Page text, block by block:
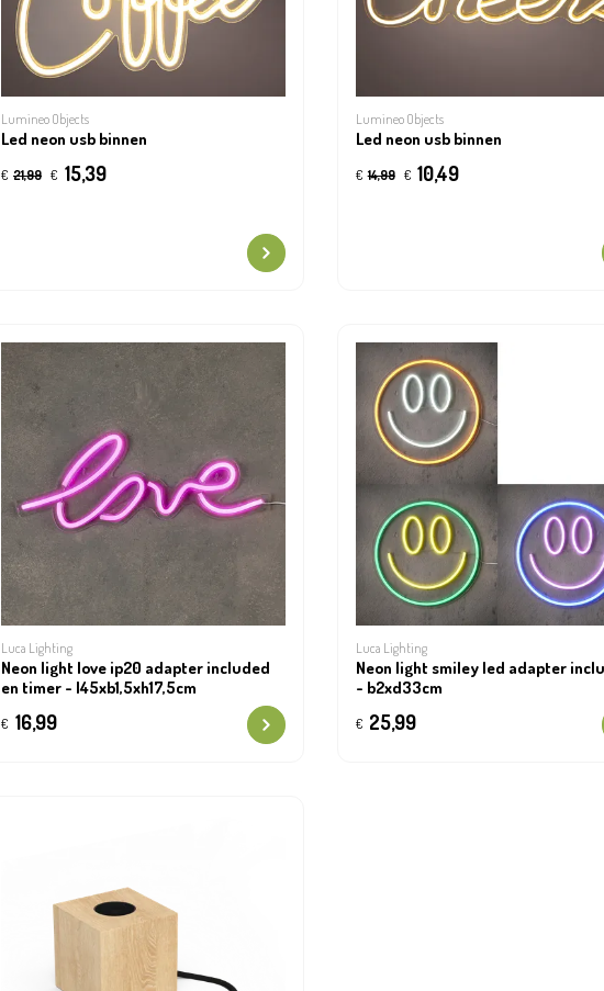
Lumineo Objects
Led neon usb binnen
€ 21,99 € 15,39
Lumineo Objects
Led neon usb binnen
€ 14,99 € 10,49
Luca Lighting
Neon light love ip20 adapter included
en timer - l45xb1,5xh17,5cm
€ 16,99
Luca Lighting
Neon light smiley led adapter
- b2xd33cm
€ 25,99